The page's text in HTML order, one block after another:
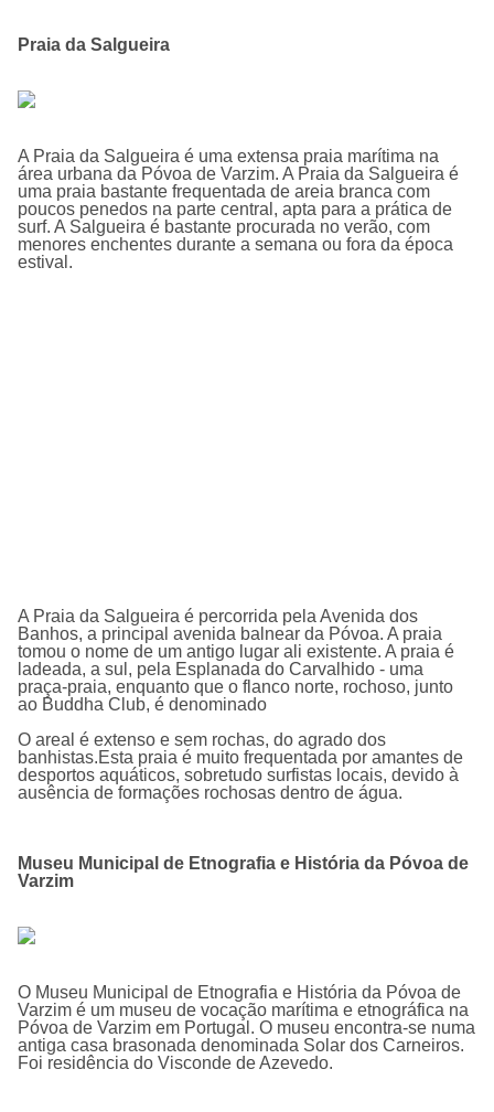
Praia da Salgueira
A Praia da Salgueira é uma extensa praia marí­tima na
área urbana da Póvoa de Varzim. A Praia da Salgueira é
uma praia bastante frequentada de areia branca com
poucos penedos na parte central, apta para a prática de
surf. A Salgueira é bastante procurada no verão, com
menores enchentes durante a semana ou fora da época
estival.
A Praia da Salgueira é percorrida pela Avenida dos
Banhos, a principal avenida balnear da Póvoa. A praia
tomou o nome de um antigo lugar ali existente. A praia é
ladeada, a sul, pela Esplanada do Carvalhido - uma
praça-praia, enquanto que o flanco norte, rochoso, junto
ao Buddha Club, é denominado
O areal é extenso e sem rochas, do agrado dos
banhistas.Esta praia é muito frequentada por amantes de
desportos aquáticos, sobretudo surfistas locais, devido à
ausência de formações rochosas dentro de água.
Museu Municipal de Etnografia e História da Póvoa de
Varzim
O Museu Municipal de Etnografia e História da Póvoa de
Varzim é um museu de vocação marí­tima e etnográfica na
Póvoa de Varzim em Portugal. O museu encontra-se numa
antiga casa brasonada denominada Solar dos Carneiros.
Foi residência do Visconde de Azevedo.